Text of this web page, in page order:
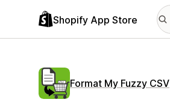
Shopify App Store
Format My Fuzzy CSV